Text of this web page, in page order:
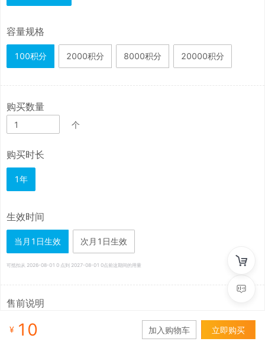
容量规格
100积分 2000积分 8000积分 20000积分
购买数量
个
购买时长
1年
生效时间
当月1日生效 次月1日生效
可抵扣从 2026-08-01 0 点到 2027-08-01 0点前这期间的用量
售前说明
2）支持购买多个资源包叠加使用，有效期不叠加，优先抵扣先过期的资源包；
¥ 10 加入购物车 立即购买